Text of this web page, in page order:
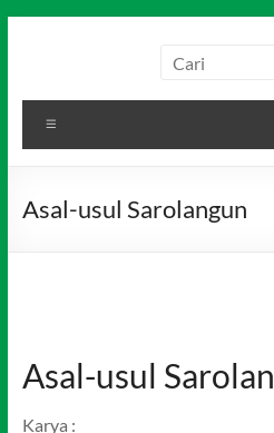
Media
Indonesia
Asal-usul Sarolangun
Asal-usul
Karya :